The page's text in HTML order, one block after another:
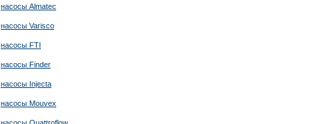
насосы Almatec
насосы Varisco
насосы FTI
насосы Finder
насосы Injecta
насосы Mouvex